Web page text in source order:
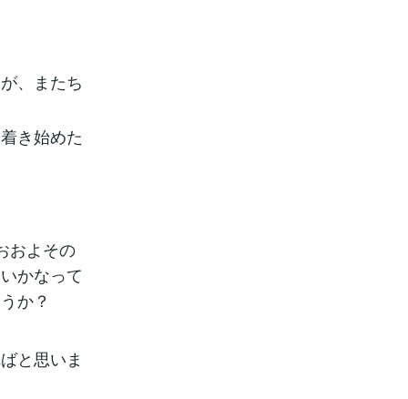
、またち
き始めた
およその
かなって
か？
と思いま